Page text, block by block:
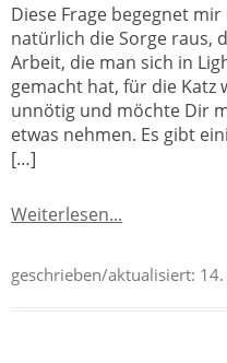
Diese Frage begegnet
natürlich die Sorge raus,
Arbeit, die man sich in
gemacht hat, für die Katz
unnötig und möchte Dir
etwas nehmen. Es gibt
[…]
Weiterlesen...
geschrieben/aktualisiert: